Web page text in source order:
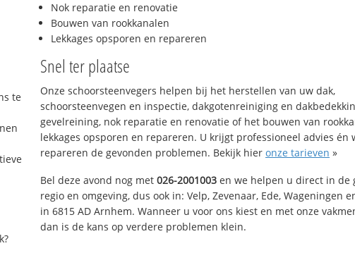
te
Nok reparatie en renovatie
Bouwen van rookkanalen
Lekkages opsporen en repareren
Snel ter plaatse
Onze schoorsteenvegers helpen bij het herstellen van uw dak,
schoorsteenvegen en inspectie, dakgotenreiniging en
gevelreining, nok reparatie en renovatie of het bouwen van
lekkages opsporen en repareren. U krijgt professioneel advies én
repareren de gevonden problemen. Bekijk hier onze tarieven »
Bel deze avond nog met 026-2001003 en we helpen u direct in de
regio en omgeving, dus ook in: Velp, Zevenaar, Ede, Wageningen
in 6815 AD Arnhem. Wanneer u voor ons kiest en met onze
dan is de kans op verdere problemen klein.